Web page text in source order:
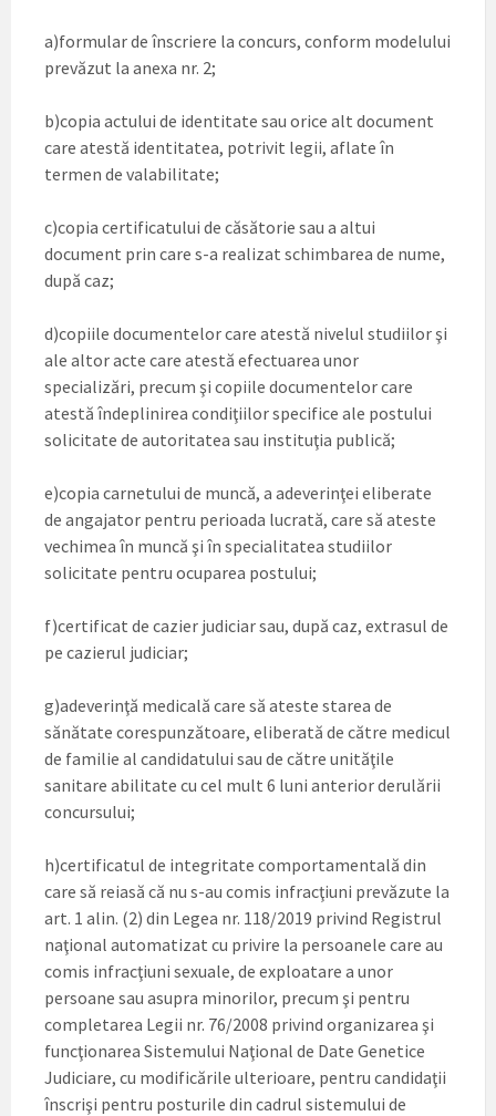
a)formular de înscriere la concurs, conform modelului
prevăzut la anexa nr. 2;
b)copia actului de identitate sau orice alt document
care atestă identitatea, potrivit legii, aflate în
termen de valabilitate;
c)copia certificatului de căsătorie sau a altui
document prin care s-a realizat schimbarea de nume,
după caz;
d)copiile documentelor care atestă nivelul studiilor şi
ale altor acte care atestă efectuarea unor
specializări, precum şi copiile documentelor care
atestă îndeplinirea condiţiilor specifice ale postului
solicitate de autoritatea sau instituţia publică;
e)copia carnetului de muncă, a adeverinţei eliberate
de angajator pentru perioada lucrată, care să ateste
vechimea în muncă şi în specialitatea studiilor
solicitate pentru ocuparea postului;
f)certificat de cazier judiciar sau, după caz, extrasul de
pe cazierul judiciar;
g)adeverinţă medicală care să ateste starea de
sănătate corespunzătoare, eliberată de către medicul
de familie al candidatului sau de către unităţile
sanitare abilitate cu cel mult 6 luni anterior derulării
concursului;
h)certificatul de integritate comportamentală din
care să reiasă că nu s-au comis infracţiuni prevăzute la
art. 1 alin. (2) din Legea nr. 118/2019 privind Registrul
naţional automatizat cu privire la persoanele care au
comis infracţiuni sexuale, de exploatare a unor
persoane sau asupra minorilor, precum şi pentru
completarea Legii nr. 76/2008 privind organizarea şi
funcţionarea Sistemului Naţional de Date Genetice
Judiciare, cu modificările ulterioare, pentru candidaţii
înscrişi pentru posturile din cadrul sistemului de